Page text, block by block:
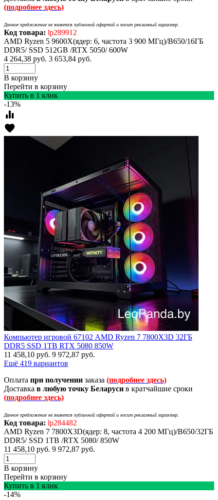
(подробнее здесь)
Данное предложение не является публичной офертой и носит рекламный характер.
Код товара: lp289912
AMD Ryzen 5 9600X(ядер: 6, частота 3 900 МГц)/B650/16ГБ
DDR5/ SSD 512GB /RTX 5050/ 600W
4 264,38 руб. 3 653,84 руб.
В корзину
Перейти в корзину
Купить в 1 клик
-13%
equalizer
favorite
Компьютер игровой 67102 AMD Ryzen 7 7800X3D 32ГБ
DDR5 SSD 1TB RTX 5080 850W
11 458,10 руб. 9 972,87 руб.
Ещё 419 вариантов
Оплата при получении заказа (подробнее здесь)
Доставка в любую точку Беларуси в кратчайшие сроки
(подробнее здесь)
Данное предложение не является публичной офертой и носит рекламный характер.
Код товара: lp284482
AMD Ryzen 7 7800X3D(ядер: 8, частота 4 200 МГц)/B650/32ГБ
DDR5/ SSD 1TB /RTX 5080/ 850W
11 458,10 руб. 9 972,87 руб.
В корзину
Перейти в корзину
Купить в 1 клик
-14%